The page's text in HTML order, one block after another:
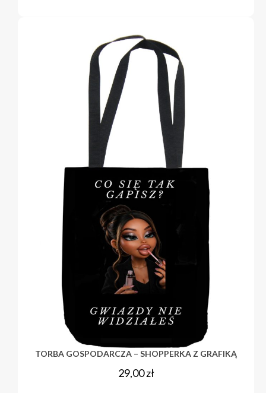
TORBA GOSPODARCZA – SHOPPERKA Z GRAFIKĄ
29,00zł